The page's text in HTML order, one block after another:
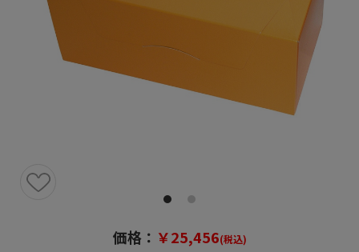
価格： ￥25,456(税込)